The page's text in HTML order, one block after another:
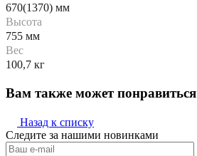
670(1370) мм
Высота
755 мм
Вес
100,7 кг
Вам также может понравиться
Назад к списку
Следите за нашими новинками